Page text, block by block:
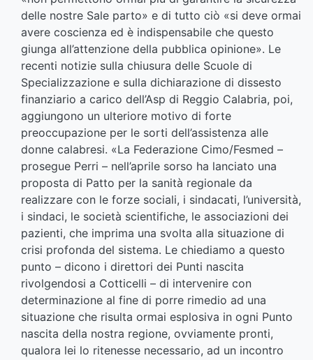
delle nostre Sale parto» e di tutto ciò «si deve ormai
avere coscienza ed è indispensabile che questo
giunga all’attenzione della pubblica opinione». Le
recenti notizie sulla chiusura delle Scuole di
Specializzazione e sulla dichiarazione di dissesto
finanziario a carico dell’Asp di Reggio Calabria, poi,
aggiungono un ulteriore motivo di forte
preoccupazione per le sorti dell’assistenza alle
donne calabresi. «La Federazione Cimo/Fesmed –
prosegue Perri – nell’aprile sorso ha lanciato una
proposta di Patto per la sanità regionale da
realizzare con le forze sociali, i sindacati, l’università,
i sindaci, le società scientifiche, le associazioni dei
pazienti, che imprima una svolta alla situazione di
crisi profonda del sistema. Le chiediamo a questo
punto – dicono i direttori dei Punti nascita
rivolgendosi a Cotticelli – di intervenire con
determinazione al fine di porre rimedio ad una
situazione che risulta ormai esplosiva in ogni Punto
nascita della nostra regione, ovviamente pronti,
qualora lei lo ritenesse necessario, ad un incontro